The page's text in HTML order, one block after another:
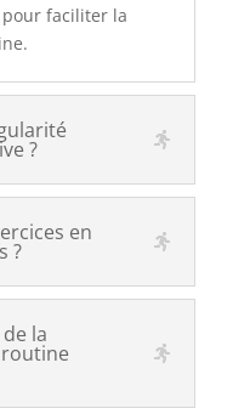
faciliter la
?
en
?
la